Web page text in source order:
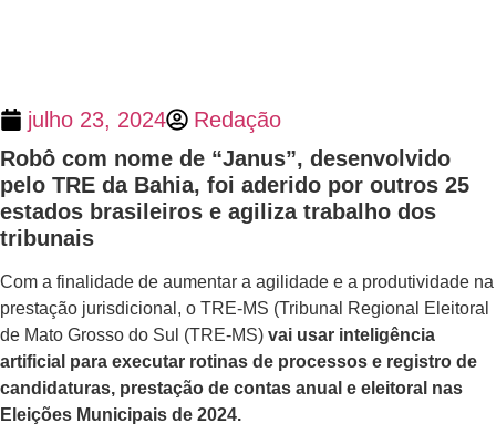
julho 23, 2024
Redação
Robô com nome de “Janus”, desenvolvido
pelo TRE da Bahia, foi aderido por outros 25
estados brasileiros e agiliza trabalho dos
tribunais
Com a finalidade de aumentar a agilidade e a produtividade na
prestação jurisdicional, o TRE-MS (Tribunal Regional Eleitoral
de Mato Grosso do Sul (TRE-MS) vai usar inteligência
artificial para executar rotinas de processos e registro de
candidaturas, prestação de contas anual e eleitoral nas
Eleições Municipais de 2024.